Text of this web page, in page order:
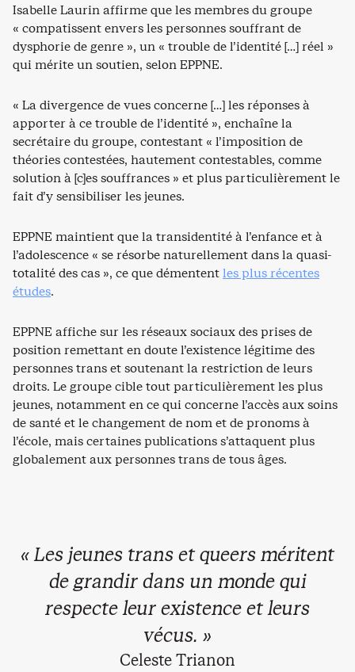
Isabelle Laurin affirme que les membres du groupe
« compatissent envers les personnes souffrant de
dysphorie de genre », un « trouble de l’identité […] réel »
qui mérite un soutien, selon EPPNE.
« La divergence de vues concerne […] les réponses à
apporter à ce trouble de l’identité », enchaîne la
secrétaire du groupe, contestant « l’imposition de
théories contestées, hautement contestables, comme
solution à [c]es souffrances » et plus particulièrement le
fait d’y sensibiliser les jeunes.
EPPNE maintient que la transidentité à l’enfance et à
l’adolescence « se résorbe naturellement dans la quasi-
totalité des cas », ce que démententles plus récentes
études.
EPPNE affiche sur les réseaux sociaux des prises de
position remettant en doute l’existence légitime des
personnes trans et soutenant la restriction de leurs
droits. Le groupe cible tout particulièrement les plus
jeunes, notamment en ce qui concerne l’accès aux soins
de santé et le changement de nom et de pronoms à
l’école, mais certaines publications s’attaquent plus
globalement aux personnes trans de tous âges.
« Les jeunes trans et queers méritent
de grandir dans un monde qui
respecte leur existence et leurs
vécus. »
Celeste Trianon